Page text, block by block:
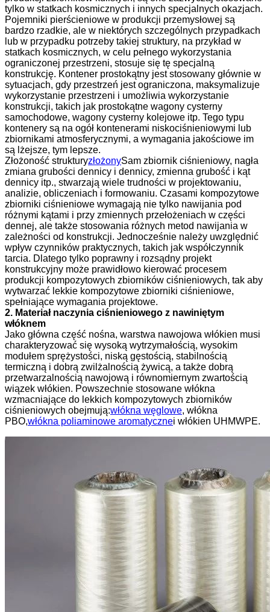
tylko w statkach kosmicznych i innych specjalnych okazjach.
Pojemniki pierścieniowe w produkcji przemysłowej są
bardzo rzadkie, ale w niektórych szczególnych przypadkach
lub w przypadku potrzeby takiej struktury, na przykład w
statkach kosmicznych, w celu pełnego wykorzystania
ograniczonej przestrzeni, stosuje się tę specjalną
konstrukcję. Kontener prostokątny jest stosowany głównie w
sytuacjach, gdy przestrzeń jest ograniczona, maksymalizuje
wykorzystanie przestrzeni i umożliwia wykorzystanie
konstrukcji, takich jak prostokątne wagony cysterny
samochodowe, wagony cysterny kolejowe itp. Tego typu
kontenery są na ogół kontenerami niskociśnieniowymi lub
zbiornikami atmosferycznymi, a wymagania jakościowe im
są lżejsze, tym lepsze.
Złożoność strukturyzłożonySam zbiornik ciśnieniowy, nagła
zmiana grubości dennicy i dennicy, zmienna grubość i kąt
dennicy itp., stwarzają wiele trudności w projektowaniu,
analizie, obliczeniach i formowaniu. Czasami kompozytowe
zbiorniki ciśnieniowe wymagają nie tylko nawijania pod
różnymi kątami i przy zmiennych przełożeniach w części
dennej, ale także stosowania różnych metod nawijania w
zależności od konstrukcji. Jednocześnie należy uwzględnić
wpływ czynników praktycznych, takich jak współczynnik
tarcia. Dlatego tylko poprawny i rozsądny projekt
konstrukcyjny może prawidłowo kierować procesem
produkcji kompozytowych zbiorników ciśnieniowych, tak aby
wytwarzać lekkie kompozytowe zbiorniki ciśnieniowe,
spełniające wymagania projektowe.
2. Materiał naczynia ciśnieniowego z nawiniętym
włóknem
Jako główna część nośna, warstwa nawojowa włókien musi
charakteryzować się wysoką wytrzymałością, wysokim
modułem sprężystości, niską gęstością, stabilnością
termiczną i dobrą zwilżalnością żywicą, a także dobrą
przetwarzalnością nawojową i równomiernym zwartością
wiązek włókien. Powszechnie stosowane włókna
wzmacniające do lekkich kompozytowych zbiorników
ciśnieniowych obejmują:włókna węglowe, włókna
PBO,włókna poliaminowe aromatycznei włókien UHMWPE.